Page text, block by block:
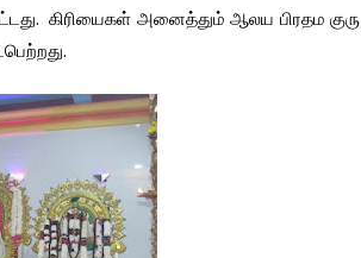
. கிரியைகள் அனைத்தும் ஆலய பிரதம குரு